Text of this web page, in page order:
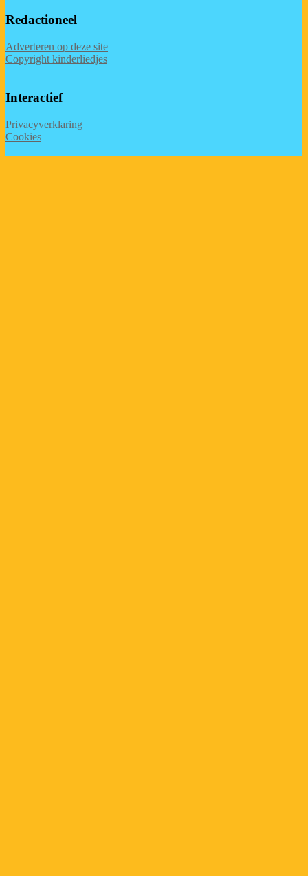
Redactioneel
Adverteren op deze site
Copyright kinderliedjes
Interactief
Privacyverklaring
Cookies